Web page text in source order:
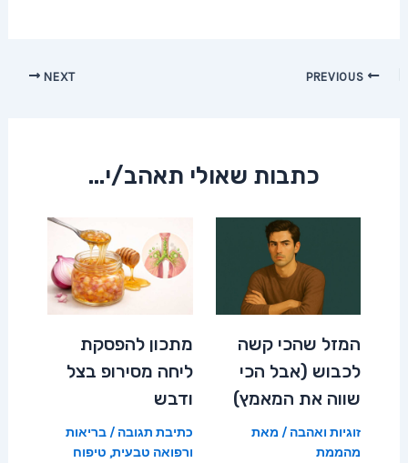
Post
NEXT
כתבות שאולי תאהב/י...
המזל שהכי קשה
לכבוש (אבל הכי
שווה את המאמץ)
זוגיות ואהבה / מאת
מהממת
מתכון להפסקת
ליחה מסירופ בצל
ודבש
כתיבת תגובה /בריאות
ורפואה טבעית, טיפוח